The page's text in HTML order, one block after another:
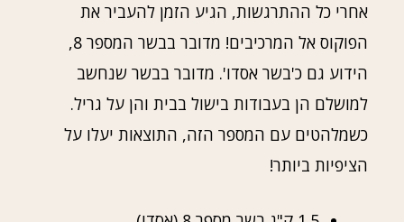
אחרי כל ההתרגשות, הגיע הזמן להעביר את
הפוקוס אל המרכיבים! מדובר בבשר המספר 8,
הידוע גם כ'בשר אסדו'. מדובר בבשר שנחשב
למושלם הן בעבודות בישול בבית והן על גריל.
כשמלהטים עם המספר הזה, התוצאות יעלו על
הציפיות ביותר!